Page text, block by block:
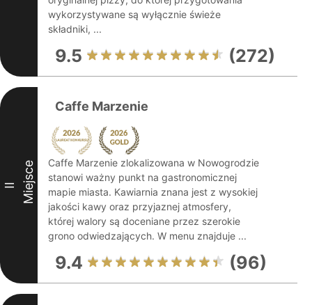
wykorzystywane są wyłącznie świeże
składniki, ...
9.5 (272)
II Miejsce
Caffe Marzenie
Caffe Marzenie zlokalizowana w Nowogrodzie
stanowi ważny punkt na gastronomicznej
mapie miasta. Kawiarnia znana jest z wysokiej
jakości kawy oraz przyjaznej atmosfery,
której walory są doceniane przez szerokie
grono odwiedzających. W menu znajduje ...
9.4 (96)